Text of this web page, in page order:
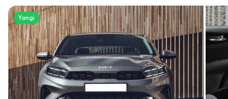
Yangi